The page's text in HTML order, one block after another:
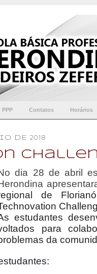
PPP Contatos Horários
DE 2018
dia 28 de abril
de
estudantes
para
da